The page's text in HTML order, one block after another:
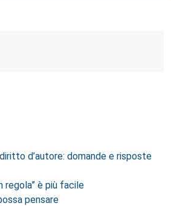
d’autore: domande e risposte
regola” è più facile
pensare